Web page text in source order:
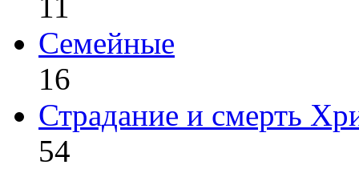
Семейные
16
Страдание и смерть
54